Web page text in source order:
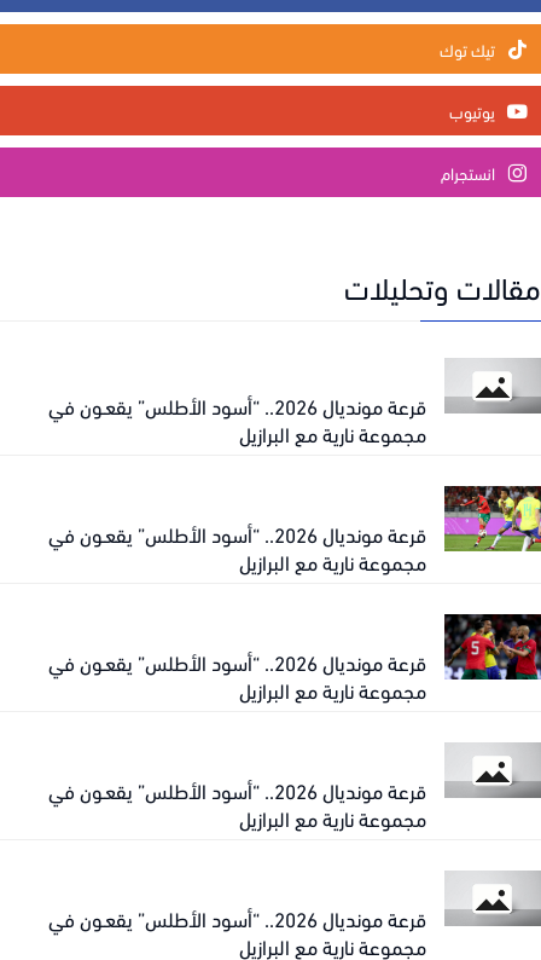
تيك توك
يوتيوب
انستجرام
وتحليلات
قرعة مونديال 2026.. “أسود الأطلس” يقعـون في
مجموعة نارية مع البرازيل
قرعة مونديال 2026.. “أسود الأطلس” يقعـون في
مجموعة نارية مع البرازيل
قرعة مونديال 2026.. “أسود الأطلس” يقعـون في
مجموعة نارية مع البرازيل
قرعة مونديال 2026.. “أسود الأطلس” يقعـون في
مجموعة نارية مع البرازيل
قرعة مونديال 2026.. “أسود الأطلس” يقعـون في
مجموعة نارية مع البرازيل